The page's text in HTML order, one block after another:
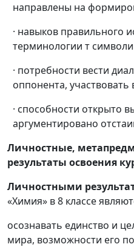
направлены на
· навыков правильного
терминологии т
· потребности вести
оппонента, участвовать
· способности открыто
аргументировано
Личностные,
результаты освоения
Личностными
«Химия» в 8 классе
осознавать единство и
мира, возможности его